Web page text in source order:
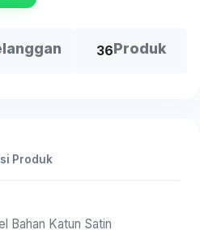
36Produk
Produk
Bahan Katun Satin